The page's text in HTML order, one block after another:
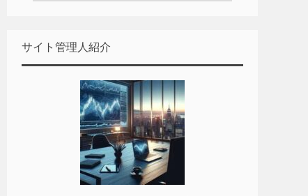
サイト管理人紹介